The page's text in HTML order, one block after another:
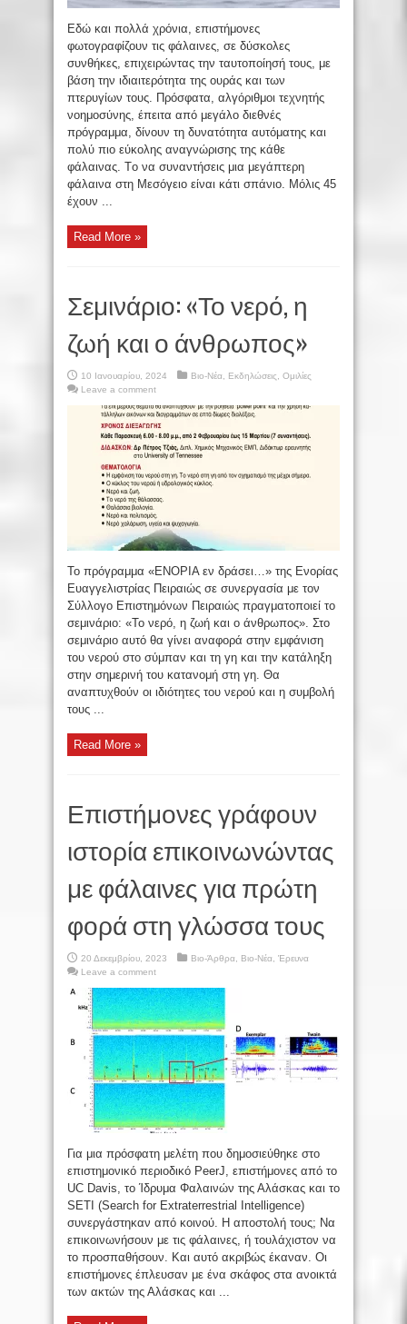
Εδώ και πολλά χρόνια, επιστήμονες
φωτογραφίζουν τις φάλαινες, σε δύσκολες
συνθήκες, επιχειρώντας την ταυτοποίησή τους, με
βάση την ιδιαιτερότητα της ουράς και των
πτερυγίων τους. Πρόσφατα, αλγόριθμοι τεχνητής
νοημοσύνης, έπειτα από μεγάλο διεθνές
πρόγραμμα, δίνουν τη δυνατότητα αυτόματης και
πολύ πιο εύκολης αναγνώρισης της κάθε
φάλαινας. Tο να συναντήσεις μια μεγάπτερη
φάλαινα στη Μεσόγειο είναι κάτι σπάνιο. Μόλις 45
έχουν ...
Read More »
Σεμινάριο: «Το νερό, η
ζωή και ο άνθρωπος»
10 Ιανουαρίου, 2024 Βιο-Νέα Εκδηλώσεις
Ομιλίες
Leave a comment
Το πρόγραμμα «ΕΝΟΡΙΑ εν δράσει…» της Ενορίας
Ευαγγελιστρίας Πειραιώς σε συνεργασία με τον
Σύλλογο Επιστημόνων Πειραιώς πραγματοποιεί το
σεμινάριο: «Το νερό, η ζωή και ο άνθρωπος». Στο
σεμινάριο αυτό θα γίνει αναφορά στην εμφάνιση
του νερού στο σύμπαν και τη γη και την κατάληξη
στην σημερινή του κατανομή στη γη. Θα
αναπτυχθούν οι ιδιότητες του νερού και η συμβολή
τους ...
Read More »
Επιστήμονες γράφουν
ιστορία επικοινωνώντας
με φάλαινες για πρώτη
φορά στη γλώσσα τους
20 Δεκεμβρίου, 2023 Βιο-Άρθρα Βιο-Νέα Έρευνα
Leave a comment
Για μια πρόσφατη μελέτη που δημοσιεύθηκε στο
επιστημονικό περιοδικό PeerJ, επιστήμονες από το
UC Davis, το Ίδρυμα Φαλαινών της Αλάσκας και το
SETI (Search for Extraterrestrial Intelligence)
συνεργάστηκαν από κοινού. Η αποστολή τους; Να
επικοινωνήσουν με τις φάλαινες, ή τουλάχιστον να
το προσπαθήσουν. Και αυτό ακριβώς έκαναν. Οι
επιστήμονες έπλευσαν με ένα σκάφος στα ανοικτά
των ακτών της Αλάσκας και ...